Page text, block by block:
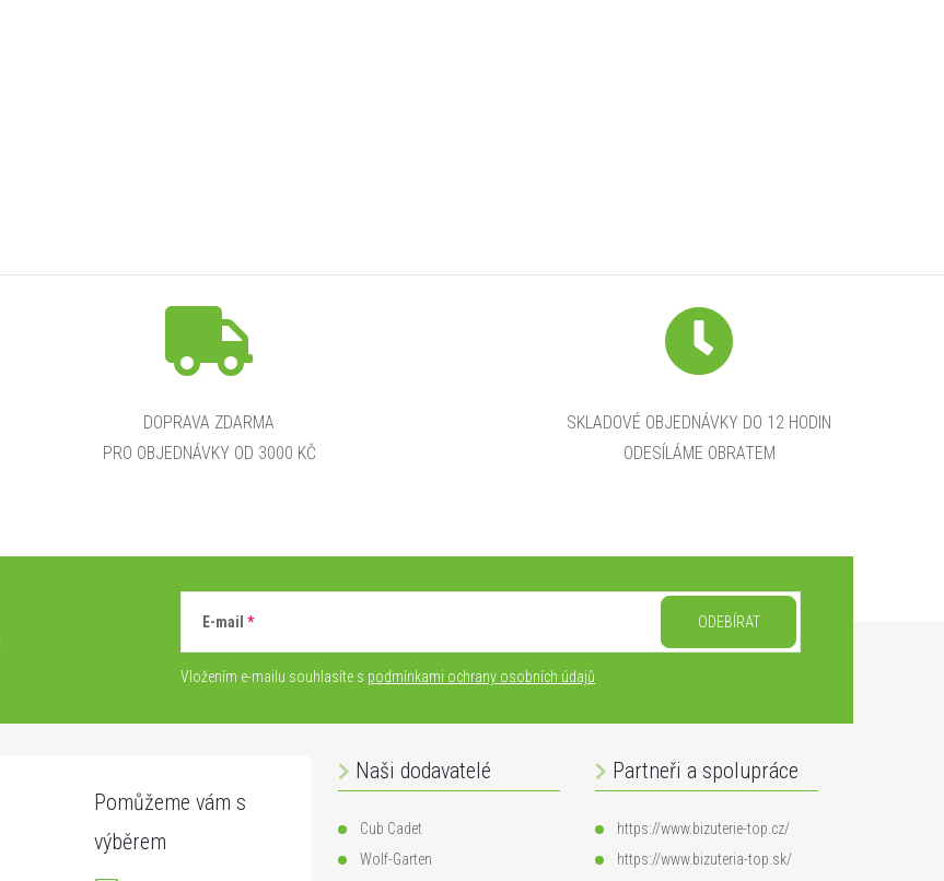
DOPRAVA ZDARMA
PRO OBJEDNÁVKY OD 3000 KČ
SKLADOVÉ OBJEDNÁVKY DO 12 HODIN
ODESÍLÁME OBRATEM
E-mail
Vložením e-mailu souhlasíte s podmínkami ochrany osobních údajů
ODEBÍRAT
Naši dodavatelé
Cub Cadet
Wolf-Garten
Partneři a spolupráce
https://www.bizuterie-top.cz/
https://www.bizuteria-top.sk/